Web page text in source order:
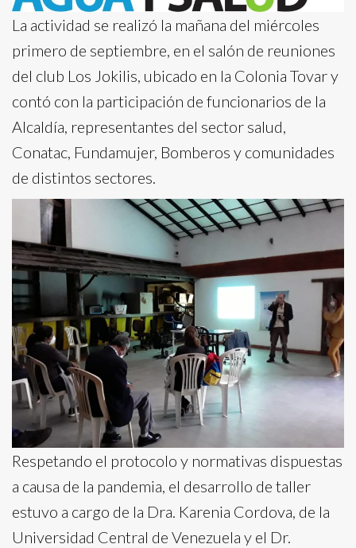
La actividad se realizó la mañana del miércoles
primero de septiembre, en el salón de reuniones
del club Los Jokilis, ubicado en la Colonia Tovar y
contó con la participación de funcionarios de la
Alcaldía, representantes del sector salud,
Conatac, Fundamujer, Bomberos y comunidades
de distintos sectores.
Respetando el protocolo y normativas dispuestas
a causa de la pandemia, el desarrollo de taller
estuvo a cargo de la Dra. Karenia Cordova, de la
Universidad Central de Venezuela y el Dr.